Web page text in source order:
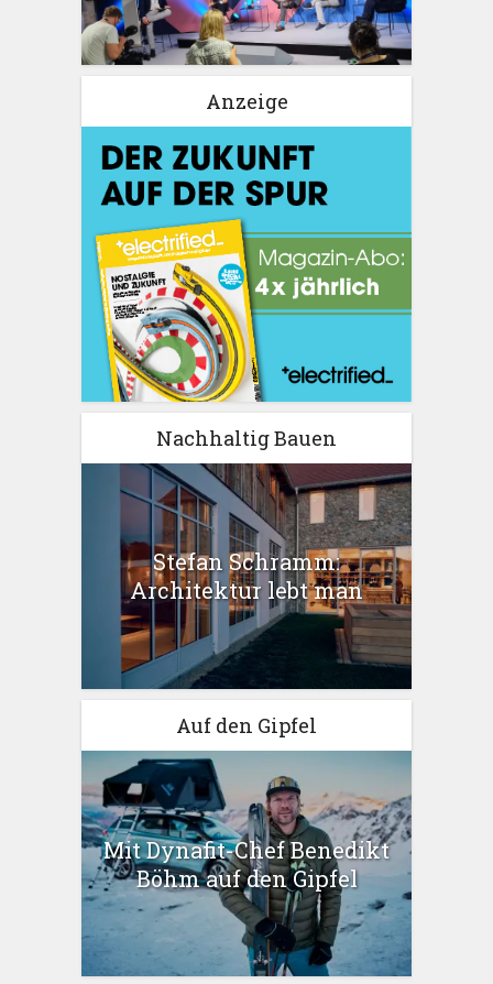
Anzeige
Nachhaltig Bauen
Stefan Schramm:
Architektur lebt man
Auf den Gipfel
Mit Dynafit-Chef Benedikt
Böhm auf den Gipfel